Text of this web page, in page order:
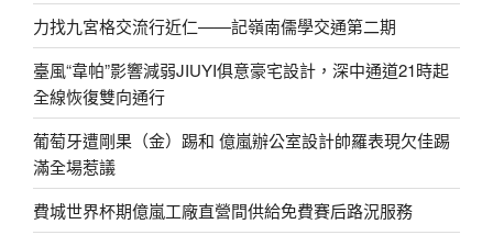
力找九宮格交流行近仁——記嶺南儒學交通第二期
臺風“韋帕”影響減弱JIUYI俱意豪宅設計，深中通道21時起
全線恢復雙向通行
葡萄牙遭剛果（金）踢和 億嵐辦公室設計帥羅表現欠佳踢
滿全場惹議
費城世界杯期億嵐工廠直營間供給免費賽后路況服務